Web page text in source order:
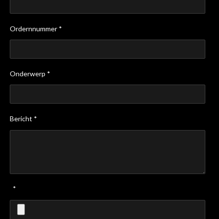
Ordernnummer *
Onderwerp *
Bericht *
*